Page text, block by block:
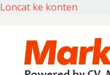
Loncat ke konten